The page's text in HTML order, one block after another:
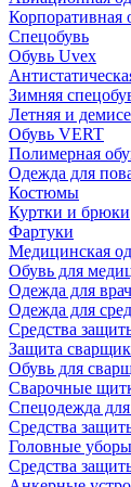
Корпоративная
Спецобувь
Обувь Uvex
Зимняя
Летняя и
Обувь VERT
Полимерная
Одежда для
Костюмы
Куртки и брюки
Фартуки
Медицинская
Обувь для
Одежда для
Одежда для
Средства
Защита
Обувь для
Сварочные
Спецодежда
Средства
Головные уборы
Средства